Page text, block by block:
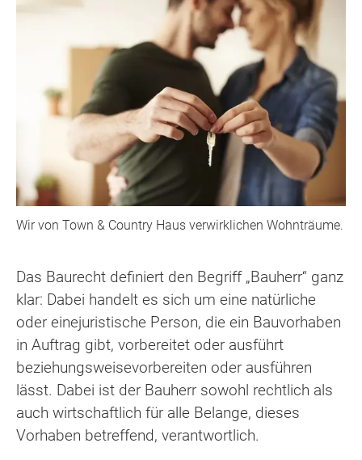
Wir von Town & Country Haus verwirklichen Wohnträume.
Das Baurecht definiert den Begriff „Bauherr“ ganz
klar: Dabei handelt es sich um eine natürliche
oder einejuristische Person, die ein Bauvorhaben
in Auftrag gibt, vorbereitet oder ausführt
beziehungsweisevorbereiten oder ausführen
lässt. Dabei ist der Bauherr sowohl rechtlich als
auch wirtschaftlich für alle Belange, dieses
Vorhaben betreffend, verantwortlich.